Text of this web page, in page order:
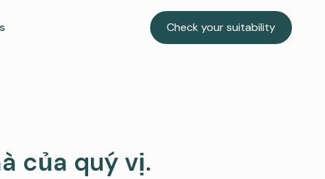
Check your suitability
của quý vị.